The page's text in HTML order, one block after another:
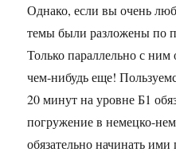
Однако, если вы очень
темы были разложены по
Только параллельно с ним
чем-нибудь еще!
20 минут на уровне Б1
погружение в немецко-
обязательно начинать